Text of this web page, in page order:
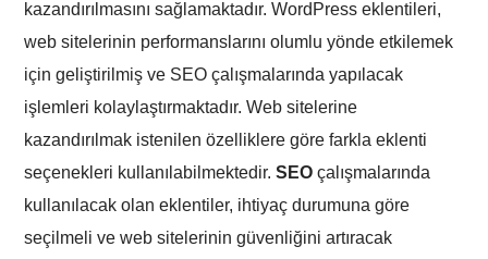
kazandırılmasını sağlamaktadır. WordPress eklentileri,
web sitelerinin performanslarını olumlu yönde etkilemek
için geliştirilmiş ve SEO çalışmalarında yapılacak
işlemleri kolaylaştırmaktadır. Web sitelerine
kazandırılmak istenilen özelliklere göre farkla eklenti
seçenekleri kullanılabilmektedir.SEO çalışmalarında
kullanılacak olan eklentiler, ihtiyaç durumuna göre
seçilmeli ve web sitelerinin güvenliğini artıracak